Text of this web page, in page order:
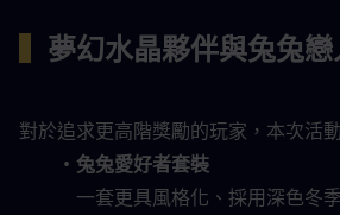
夢幻水晶夥伴與兔兔
對於追求更高階獎勵的玩家，本次活
兔兔愛好者套裝
一套更具風格化、採用深色冬